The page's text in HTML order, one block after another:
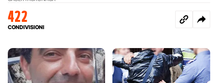
422
CONDIVISIONI